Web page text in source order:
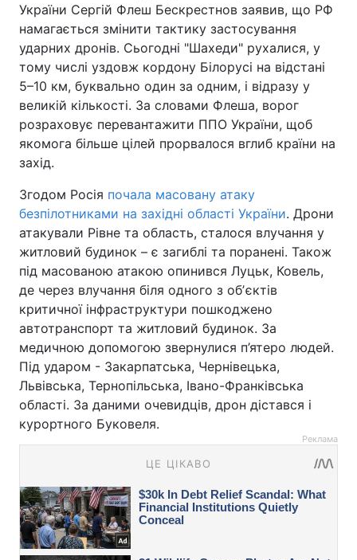
України Сергій Флеш Бескрестнов заявив, що РФ
намагається змінити тактику застосування
ударних дронів. Сьогодні "Шахеди" рухалися, у
тому числі уздовж кордону Білорусі на відстані
5–10 км, буквально один за одним, і відразу у
великій кількості. За словами Флеша, ворог
розраховує перевантажити ППО України, щоб
якомога більше цілей прорвалося вглиб країни на
захід.
Згодом Росія почала масовану атаку
безпілотниками на західні області України. Дрони
атакували Рівне та область, сталося влучання у
житловий будинок – є загиблі та поранені. Також
під масованою атакою опинився Луцьк, Ковель,
де через влучання біля одного з обʼєктів
критичної інфраструктури пошкоджено
автотранспорт та житловий будинок. За
медичною допомогою звернулися п’ятеро людей.
Під ударом - Закарпатська, Чернівецька,
Львівська, Тернопільська, Івано-Франківська
області. За даними очевидців, дрон дістався і
курортного Буковеля.
Реклама